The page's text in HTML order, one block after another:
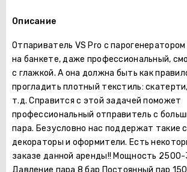
Описание
Отпариватель VS Pro c
на банкете, даже профессиональный,
с глажкой. А она должна быть как
прогладить плотный текстиль:
т.д. Справится с этой задачей поможет
профессиональный отправитель с
пара. Безусловно нас поддержат такие
декораторы и оформители. Есть
заказе данной аренды!! Мощность
Давление пара 8 бар Постоянный пар